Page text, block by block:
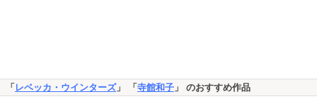
「レベッカ・ウインターズ」 「寺館和子 」 のおすすめ作品